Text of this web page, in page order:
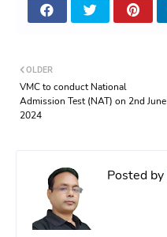
OLDER
VMC to conduct National
Admission Test (NAT) on 2nd June
2024
Posted by